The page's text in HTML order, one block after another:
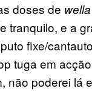
doses de wella
tranquilo, e a
fixe/
tuga em
não poderei lá